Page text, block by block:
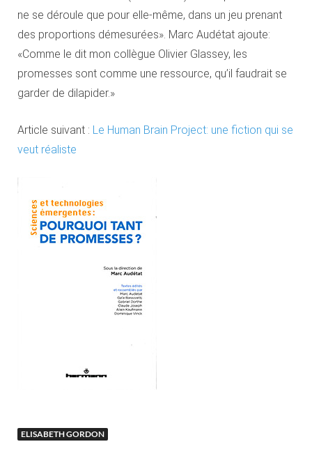
ne se déroule que pour elle-même, dans un jeu prenant
des proportions démesurées». Marc Audétat ajoute:
«Comme le dit mon collègue Olivier Glassey, les
promesses sont comme une ressource, qu’il faudrait se
garder de dilapider.»
Article suivant : Le Human Brain Project: une fiction qui se
veut réaliste
ELISABETH GORDON